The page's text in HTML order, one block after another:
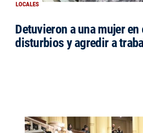
LOCALES
Detuvieron a una mujer
disturbios y agredir a